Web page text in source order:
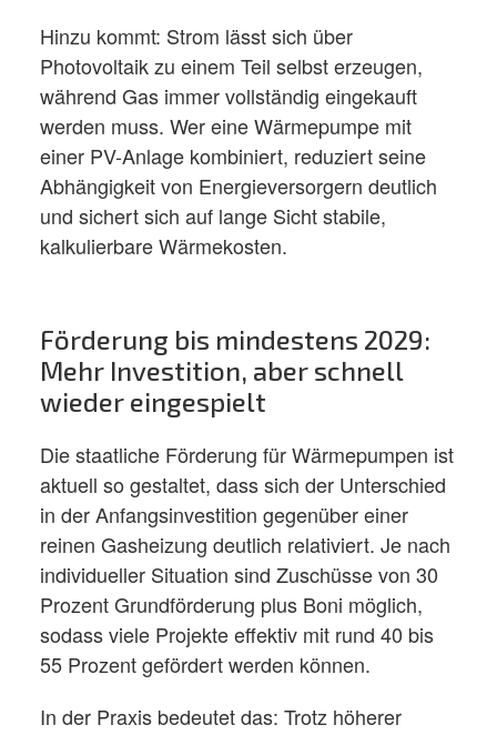
Hinzu kommt: Strom lässt sich über
Photovoltaik zu einem Teil selbst erzeugen,
während Gas immer vollständig eingekauft
werden muss. Wer eine Wärmepumpe mit
einer PV-Anlage kombiniert, reduziert seine
Abhängigkeit von Energieversorgern deutlich
und sichert sich auf lange Sicht stabile,
kalkulierbare Wärmekosten.
Förderung bis mindestens 2029:
Mehr Investition, aber schnell
wieder eingespielt
Die staatliche Förderung für Wärmepumpen ist
aktuell so gestaltet, dass sich der Unterschied
in der Anfangsinvestition gegenüber einer
reinen Gasheizung deutlich relativiert. Je nach
individueller Situation sind Zuschüsse von 30
Prozent Grundförderung plus Boni möglich,
sodass viele Projekte effektiv mit rund 40 bis
55 Prozent gefördert werden können.
In der Praxis bedeutet das: Trotz höherer